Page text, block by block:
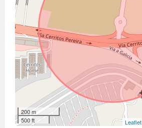
200 m
500 ft
Leaflet